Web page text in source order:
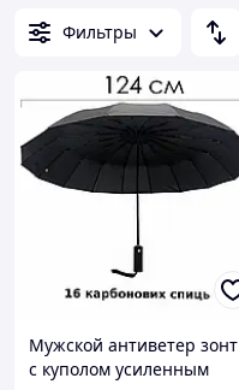
Фильтры
Мужской антиветер зонт
с куполом усиленным